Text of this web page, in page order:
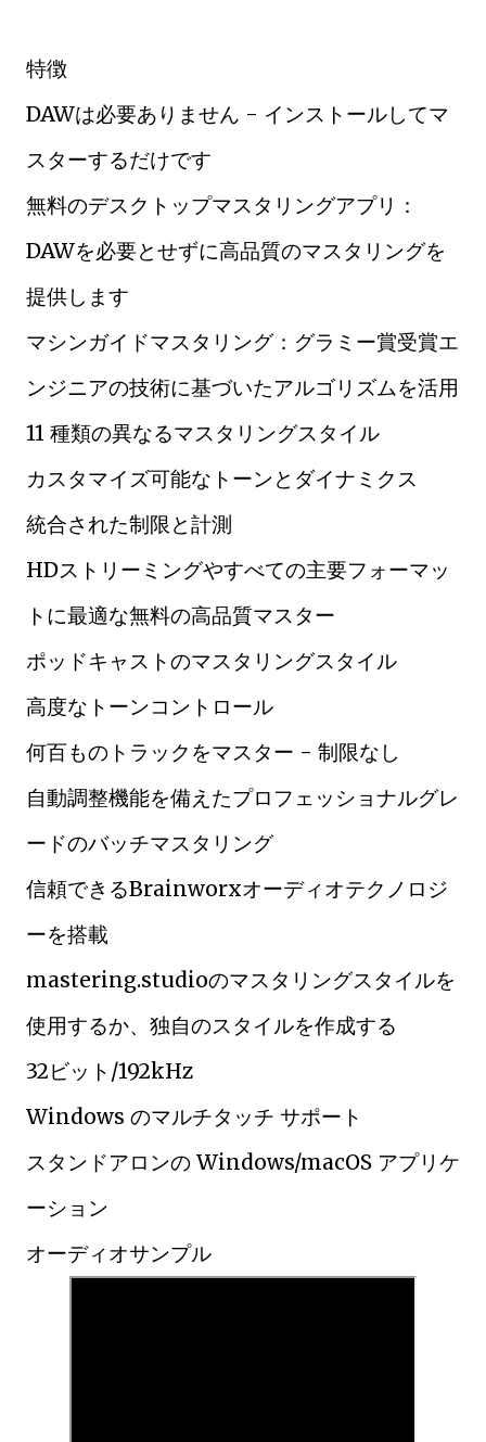
特徴
DAWは必要ありません - インストールしてマ
スターするだけです
無料のデスクトップマスタリングアプリ：
DAWを必要とせずに高品質のマスタリングを
提供します
マシンガイドマスタリング：グラミー賞受賞エ
ンジニアの技術に基づいたアルゴリズムを活用
11 種類の異なるマスタリングスタイル
カスタマイズ可能なトーンとダイナミクス
統合された制限と計測
HDストリーミングやすべての主要フォーマッ
トに最適な無料の高品質マスター
ポッドキャストのマスタリングスタイル
高度なトーンコントロール
何百ものトラックをマスター - 制限なし
自動調整機能を備えたプロフェッショナルグレ
ードのバッチマスタリング
信頼できるBrainworxオーディオテクノロジ
ーを搭載
mastering.studioのマスタリングスタイルを
使用するか、独自のスタイルを作成する
32ビット/192kHz
Windows のマルチタッチ サポート
スタンドアロンの Windows/macOS アプリケ
ーション
オーディオサンプル